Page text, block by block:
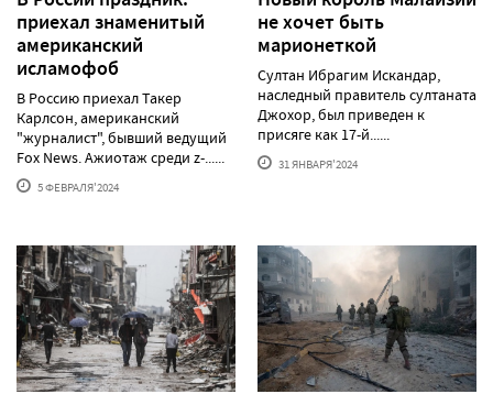
приехал знаменитый
американский
исламофоб
В Россию приехал Такер
Карлсон, американский
"журналист", бывший ведущий
Fox News. Ажиотаж среди z-......
5 ФЕВРАЛЯ'2024
не хочет быть
марионеткой
Султан Ибрагим Искандар,
наследный правитель султаната
Джохор, был приведен к
присяге как 17-й......
31 ЯНВАРЯ'2024